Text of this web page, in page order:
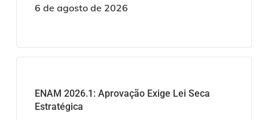
6 de agosto de 2026
ENAM 2026.1: Aprovação Exige Lei Seca
Estratégica